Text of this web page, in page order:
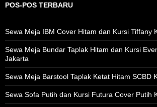
POS-POS TERBARU
Sewa Meja IBM Cover Hitam dan Kursi Tiffany
Sewa Meja Bundar Taplak Hitam dan Kursi
Jakarta
Sewa Meja Barstool Taplak Ketat Hitam SCBD
Sewa Sofa Putih dan Kursi Futura Cover Putih